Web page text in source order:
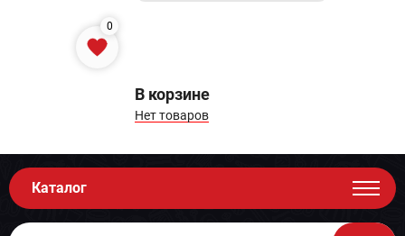
0
В корзине
Нет товаров
Каталог